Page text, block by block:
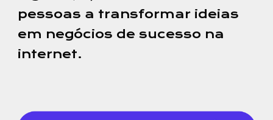
pessoas a transformar ideias
em negócios de sucesso na
internet.